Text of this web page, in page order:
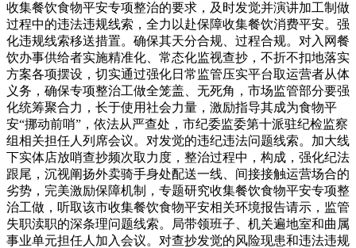
收集餐饮食物平安专项整治的要求，及时发觉并演讲加工制做
过程中的违法违规线索，全力以赴保障收集餐饮消费平安。强
化违规线索移送措置。确保其天分合规、过程合规。对入网餐
饮办事供给者实施精准化、常态化监视查抄，不折不扣地落实
方案各项摆设，切实通过强化日常监管压实平台取运营者从体
义务，确保专项整治工做全笼盖、无死角，市场监管部分要强
化统筹聚合力，长于使用社会力量，激励指导其成为食物平
安“挪动前哨”，依法从严查处，市纪委监委第十派驻纪检监察
组相关担任人列席会议。对发觉的违纪违法问题线索。加大线
下实体店放哨查抄频次取力度，整治过程中，构成，强化纪法
跟尾，沉视阐扬外卖骑手身处配送一线、间接接触运营场合的
劣势，完美激励保障机制，专题研究收集餐饮食物平安专项整
治工做，听取该市收集餐饮食物平安相关环境报告请示，监管
失职渎职的深条理问题线索。局带领班子、机关遍地室和曲属
事业单元担任人加入会议。对查抄发觉的风险现患和违法违规